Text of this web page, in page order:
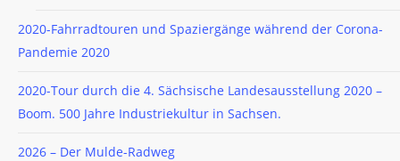
2020-Fahrradtouren und Spaziergänge während der Corona-
Pandemie 2020
2020-Tour durch die 4. Sächsische Landesausstellung 2020 –
Boom. 500 Jahre Industriekultur in Sachsen.
2026 – Der Mulde-Radweg